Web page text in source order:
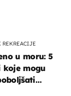
u moru: 5
koje mogu